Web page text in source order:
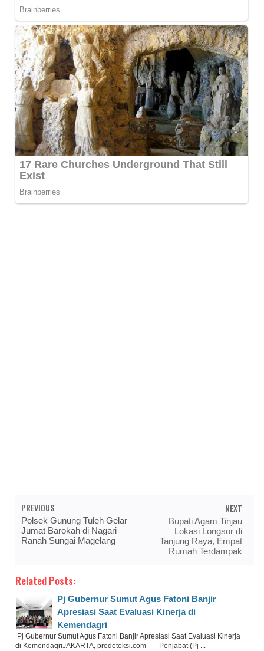
PREVIOUS
Polsek Gunung Tuleh Gelar
Jumat Barokah di Nagari
Ranah Sungai Magelang
NEXT
Bupati Agam Tinjau
Lokasi Longsor di
Tanjung Raya, Empat
Rumah Terdampak
Related Posts:
Pj Gubernur Sumut Agus Fatoni Banjir
Apresiasi Saat Evaluasi Kinerja di
Kemendagri
Pj Gubernur Sumut Agus Fatoni Banjir Apresiasi Saat Evaluasi Kinerja
di KemendagriJAKARTA, prodeteksi.com ---- Penjabat (Pj ...